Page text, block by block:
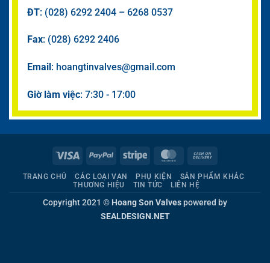
ĐT: (028) 6292 2404 – 6268 0537
Fax: (028) 6292 2406
Email : hoangtinvalves@gmail.com
Giờ làm việc: 7:30 - 17:00
Visa PayPal Stripe MasterCard
Delivery
TRANG CHỦ CÁC LOẠI VAN PHỤ KIỆN
SẢN PHẨM KHÁC
THƯƠNG HIỆU
TIN TỨC LIÊN HỆ
Copyright 2021 © Hoang Son Valvespowered by
SEALDESIGN.NET